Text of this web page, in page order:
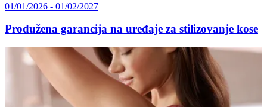
01/01/2026 - 01/02/2027
Produžena garancija na uređaje za stilizovanje kose